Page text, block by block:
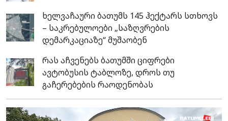
ხელვაჩაური ბათუმს 145 ჰექტარს სთხოვს
– საკრებულოები „საზღვრების
დემარკაციაზე“ მუშაობენ
რას აჩვენებს ბათუმში ციფრები
ავტობუსის ტაბლოზე, დროს თუ
გაჩერებების რაოდენობას